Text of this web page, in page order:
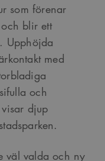
som förenar
blir ett
Upphöjda
med
och
djup
väl valda och ny